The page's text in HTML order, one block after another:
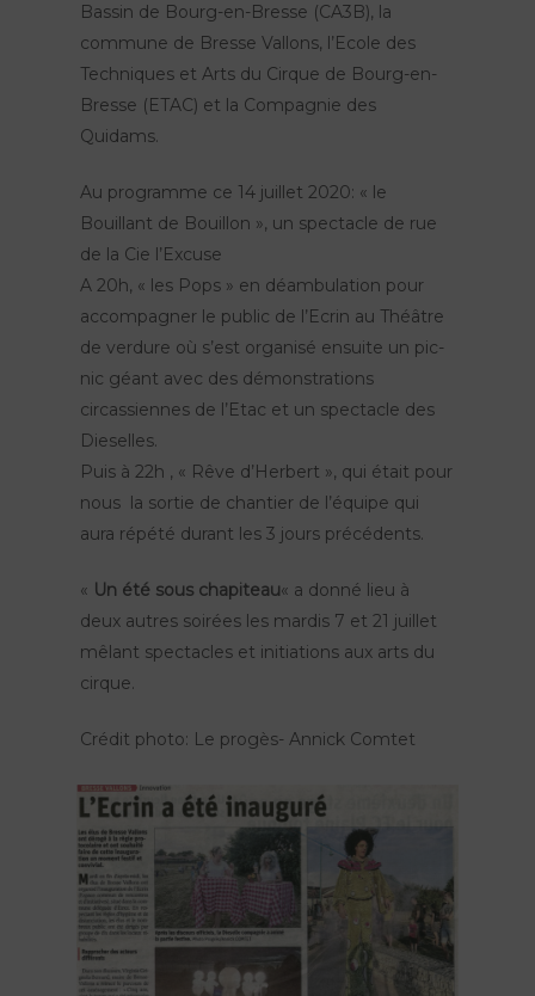
Bassin de Bourg-en-Bresse (CA3B), la
commune de Bresse Vallons, l’Ecole des
Techniques et Arts du Cirque de Bourg-en-
Bresse (ETAC) et la Compagnie des
Quidams.
Au programme ce 14 juillet 2020: « le
Bouillant de Bouillon », un spectacle de rue
de la Cie l’Excuse
A 20h, « les Pops » en déambulation pour
accompagner le public de l’Ecrin au Théâtre
de verdure où s’est organisé ensuite un pic-
nic géant avec des démonstrations
circassiennes de l’Etac et un spectacle des
Dieselles.
Puis à 22h , « Rêve d’Herbert », qui était pour
nous la sortie de chantier de l’équipe qui
aura répété durant les 3 jours précédents.
« Un été sous chapiteau« a donné lieu à
deux autres soirées les mardis 7 et 21 juillet
mêlant spectacles et initiations aux arts du
cirque.
Crédit photo: Le progès- Annick Comtet